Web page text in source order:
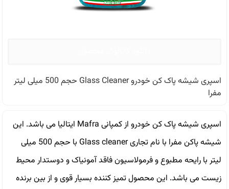
اسپری شیشه پاک کن خودرو Glass Cleaner حجم 500 میلی لیتر
مفرا
اسپری شیشه پاک کن خودرو از کمپانی Mafra ایتالیا می باشد. این
شیشه پاکن مفرا با نام تجاری Glass cleaner با حجم 500 میلی
لیتر با رایحه مطبوع و فرمولاسیون فاقد آمونیاک و دوستدار محیط
زیست می باشد. این محصول تمیز کننده بسیار قوی و از بین برنده